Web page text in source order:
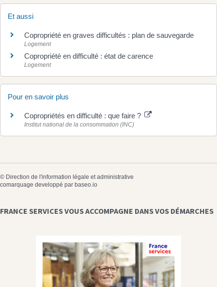
Et aussi
Copropriété en graves difficultés : plan de sauvegarde
Logement
Copropriété en difficulté : état de carence
Logement
Pour en savoir plus
Copropriétés en difficulté : que faire ?
Institut national de la consommation (INC)
© Direction de l'information légale et administrative
comarquage developpé par baseo.io
FRANCE SERVICES VOUS ACCOMPAGNE DANS VOS DÉMARCHES